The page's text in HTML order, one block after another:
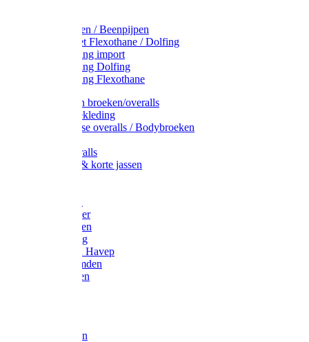
Plukmouwen / Beenpijpen
Reparatieset Flexothane / Dolfing
Regenkleding import
Regenkleding Dolfing
Regenkleding Flexothane
Toebehoren broeken/overalls
Signalisatiekleding
Amerikaanse overalls / Bodybroeken
Kinderoveralls
Stofjassen & korte jassen
Bodywarmer
Werkbroeken
Zaagkleding
Werkjassen Havep
Thermohemden
Overhemden
Werksokken